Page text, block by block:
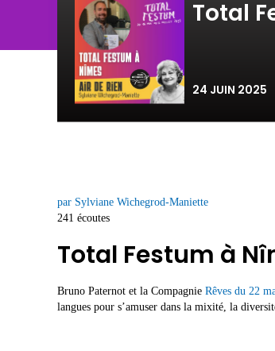
Total
24 JUIN 2025
par Sylviane Wichegrod-Maniette
241 écoutes
Total Festum à
Bruno Paternot et la Compagnie Rêves du 22
langues pour s’amuser dans la mixité, la